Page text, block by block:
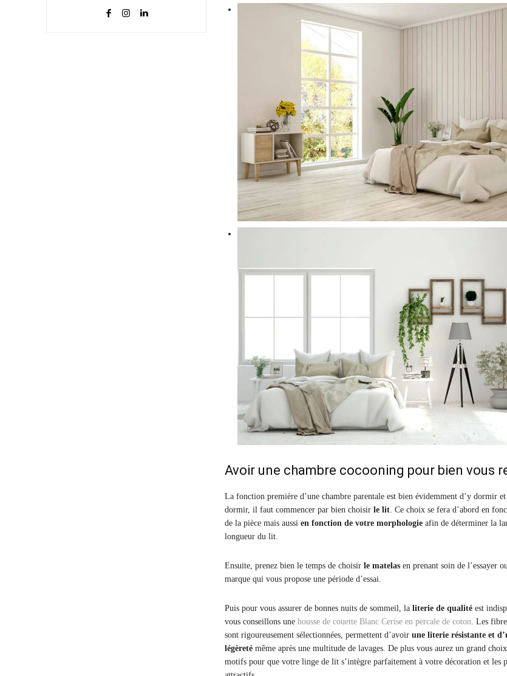
Avoir une chambre cocooning pour bien vous
La fonction première d’une chambre parentale est bien évidemment d’y dormir
dormir, il faut commencer par bien choisir le lit. Ce choix se fera d’abord en
de la pièce mais aussi en fonction de votre morphologieafin de déterminer la
longueur du lit.
Ensuite, prenez bien le temps de choisir le matelasen prenant soin de l’essayer
marque qui vous propose une période d’essai.
Puis pour vous assurer de bonnes nuits de sommeil, la literie de qualitéest
vous conseillons une housse de couette Blanc Cerise en percale de coton . Les
sont rigoureusement sélectionnées, permettent d’avoir une literie résistante et
légèretémême après une multitude de lavages. De plus vous aurez un grand
motifs pour que votre linge de lit s’intègre parfaitement à votre décoration et les